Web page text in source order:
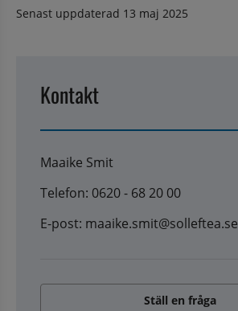
Senast uppdaterad 13 maj 2025
Kontakt
Maaike Smit
Telefon: 0620 - 68 20 00
E-post: maaike.smit@solleftea.se
Ställ en fråga